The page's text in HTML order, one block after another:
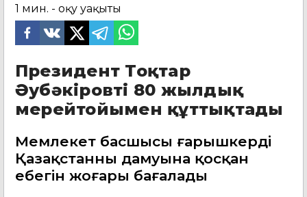
1 мин. - оқу уақыты
Президент Тоқтар
Әубәкіровті 80 жылдық
мерейтойымен құттықтады
Мемлекет басшысы ғарышкердің
Қазақстанның дамуына қосқан
еңбегін жоғары бағалады